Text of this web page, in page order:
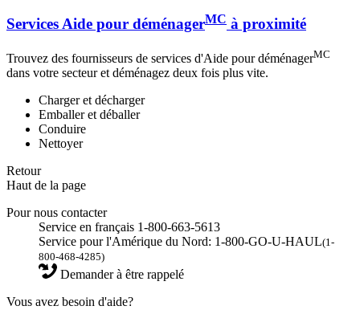
Services Aide pour déménagerMC à proximité
Trouvez des fournisseurs de services d'Aide pour déménagerMC
dans votre secteur et déménagez deux fois plus vite.
Charger et décharger
Emballer et déballer
Conduire
Nettoyer
Retour
Haut de la page
Pour nous contacter
Service en français 1-800-663-5613
Service pour l'Amérique du Nord: 1-800-GO-U-HAUL(1-
800-468-4285)
Demander à être rappelé
Vous avez besoin d'aide?